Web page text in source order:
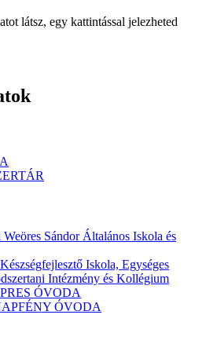
látsz, egy kattintással jelezheted
Sándor Általános Iskola és
Iskola, Egységes
Intézmény és Kollégium
ÓVODA
ÓVODA